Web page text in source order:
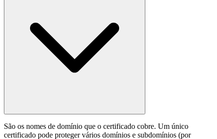
São os nomes de domínio que o certificado cobre. Um único
certificado pode proteger vários domínios e subdomínios (por